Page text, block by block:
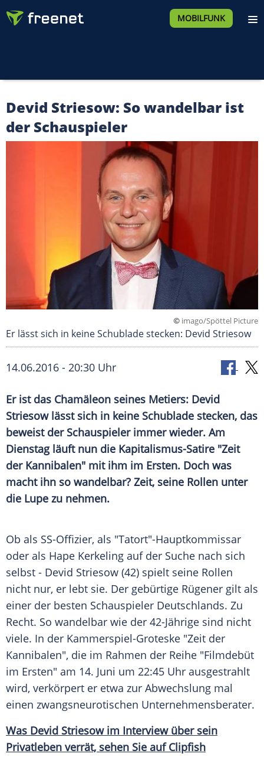
MOBILFUNK
Devid Striesow: So wandelbar ist
der Schauspieler
© imago/Spöttel Picture
Er lässt sich in keine Schublade stecken: Devid Striesow
14.06.2016 - 20:30 Uhr
Er ist das Chamäleon seines Metiers: Devid
Striesow lässt sich in keine Schublade stecken, das
beweist der Schauspieler immer wieder. Am
Dienstag läuft nun die Kapitalismus-Satire "Zeit
der Kannibalen" mit ihm im Ersten. Doch was
macht ihn so wandelbar? Zeit, seine Rollen unter
die Lupe zu nehmen.
Ob als SS-Offizier, als "Tatort"-Hauptkommissar
oder als Hape Kerkeling auf der Suche nach sich
selbst - Devid Striesow (42) spielt seine Rollen
nicht nur, er lebt sie. Der gebürtige Rügener gilt als
einer der besten Schauspieler Deutschlands. Zu
Recht. So wandelbar wie der 42-Jährige sind nicht
viele. In der Kammerspiel-Groteske "Zeit der
Kannibalen", die im Rahmen der Reihe "Filmdebüt
im Ersten" am 14. Juni um 22:45 Uhr ausgestrahlt
wird, verkörpert er etwa zur Abwechslung mal
einen zwangsneurotischen Unternehmensberater.
Was Devid Striesow im Interview über sein
Privatleben verrät, sehen Sie auf Clipfish